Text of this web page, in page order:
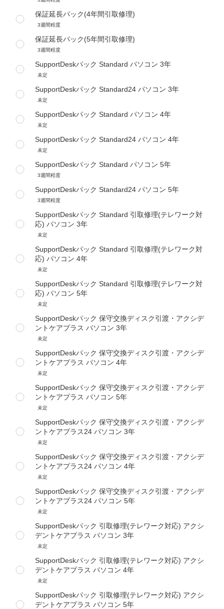
保証延長パック(4年間引取修理)
3週間程度
保証延長パック(5年間引取修理)
3週間程度
SupportDeskパック Standard パソコン 3年
未定
SupportDeskパック Standard24 パソコン 3年
未定
SupportDeskパック Standard パソコン 4年
未定
SupportDeskパック Standard24 パソコン 4年
未定
SupportDeskパック Standard パソコン 5年
3週間程度
SupportDeskパック Standard24 パソコン 5年
3週間程度
SupportDeskパック Standard 引取修理(テレワーク対
応) パソコン 3年
未定
SupportDeskパック Standard 引取修理(テレワーク対
応) パソコン 4年
未定
SupportDeskパック Standard 引取修理(テレワーク対
応) パソコン 5年
未定
SupportDeskパック 保守交換ディスク引渡・アクシデ
ントケアプラス パソコン 3年
未定
SupportDeskパック 保守交換ディスク引渡・アクシデ
ントケアプラス パソコン 4年
未定
SupportDeskパック 保守交換ディスク引渡・アクシデ
ントケアプラス パソコン 5年
未定
SupportDeskパック 保守交換ディスク引渡・アクシデ
ントケアプラス24 パソコン 3年
未定
SupportDeskパック 保守交換ディスク引渡・アクシデ
ントケアプラス24 パソコン 4年
未定
SupportDeskパック 保守交換ディスク引渡・アクシデ
ントケアプラス24 パソコン 5年
未定
SupportDeskパック 引取修理(テレワーク対応) アクシ
デントケアプラス パソコン 3年
未定
SupportDeskパック 引取修理(テレワーク対応) アクシ
デントケアプラス パソコン 4年
未定
SupportDeskパック 引取修理(テレワーク対応) アクシ
デントケアプラス パソコン 5年